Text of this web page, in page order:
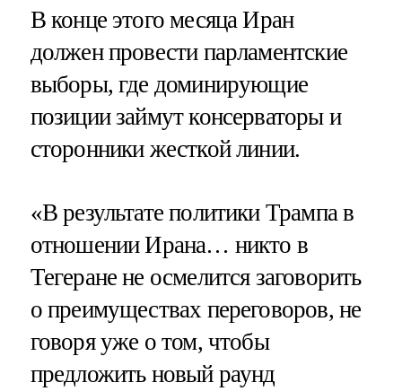
В конце этого месяца Иран
должен провести парламентские
выборы, где доминирующие
позиции займут консерваторы и
сторонники жесткой линии.
«В результате политики Трампа в
отношении Ирана… никто в
Тегеране не осмелится заговорить
о преимуществах переговоров, не
говоря уже о том, чтобы
предложить новый раунд